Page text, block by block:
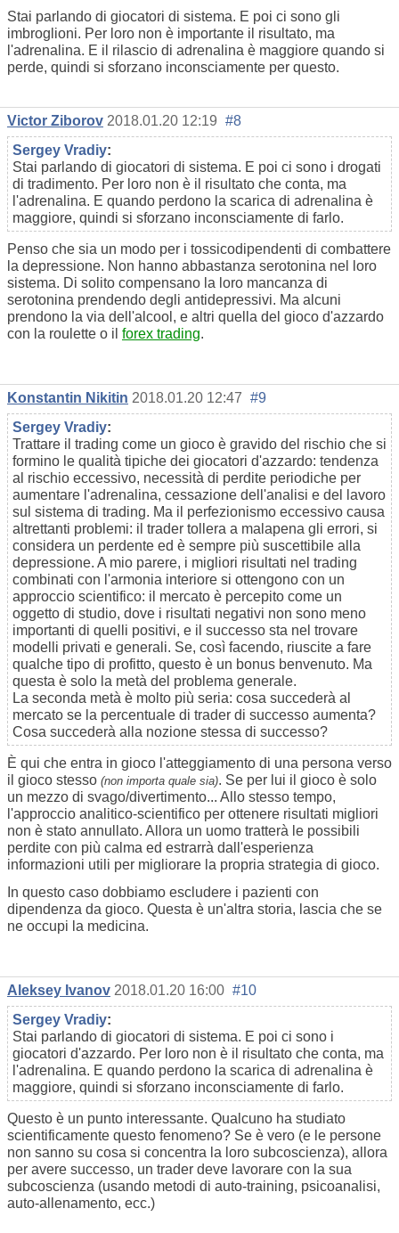
Stai parlando di giocatori di sistema. E poi ci sono gli
imbroglioni. Per loro non è importante il risultato, ma
l'adrenalina. E il rilascio di adrenalina è maggiore quando si
perde, quindi si sforzano inconsciamente per questo.
Victor Ziborov 2018.01.20 12:19 #8
Sergey Vradiy:
Stai parlando di giocatori di sistema. E poi ci sono i drogati
di tradimento. Per loro non è il risultato che conta, ma
l'adrenalina. E quando perdono la scarica di adrenalina è
maggiore, quindi si sforzano inconsciamente di farlo.
Penso che sia un modo per i tossicodipendenti di combattere
la depressione. Non hanno abbastanza serotonina nel loro
sistema. Di solito compensano la loro mancanza di
serotonina prendendo degli antidepressivi. Ma alcuni
prendono la via dell'alcool, e altri quella del gioco d'azzardo
con la roulette o il forex trading.
Konstantin Nikitin 2018.01.20 12:47 #9
Sergey Vradiy:
Trattare il trading come un gioco è gravido del rischio che si
formino le qualità tipiche dei giocatori d'azzardo: tendenza
al rischio eccessivo, necessità di perdite periodiche per
aumentare l'adrenalina, cessazione dell'analisi e del lavoro
sul sistema di trading. Ma il perfezionismo eccessivo causa
altrettanti problemi: il trader tollera a malapena gli errori, si
considera un perdente ed è sempre più suscettibile alla
depressione. A mio parere, i migliori risultati nel trading
combinati con l'armonia interiore si ottengono con un
approccio scientifico: il mercato è percepito come un
oggetto di studio, dove i risultati negativi non sono meno
importanti di quelli positivi, e il successo sta nel trovare
modelli privati e generali. Se, così facendo, riuscite a fare
qualche tipo di profitto, questo è un bonus benvenuto. Ma
questa è solo la metà del problema generale.
La seconda metà è molto più seria: cosa succederà al
mercato se la percentuale di trader di successo aumenta?
Cosa succederà alla nozione stessa di successo?
È qui che entra in gioco l'atteggiamento di una persona verso
il gioco stesso (non importa quale sia). Se per lui il gioco è solo
un mezzo di svago/divertimento... Allo stesso tempo,
l'approccio analitico-scientifico per ottenere risultati migliori
non è stato annullato. Allora un uomo tratterà le possibili
perdite con più calma ed estrarrà dall'esperienza
informazioni utili per migliorare la propria strategia di gioco.
In questo caso dobbiamo escludere i pazienti con
dipendenza da gioco. Questa è un'altra storia, lascia che se
ne occupi la medicina.
Aleksey Ivanov 2018.01.20 16:00 #10
Sergey Vradiy:
Stai parlando di giocatori di sistema. E poi ci sono i
giocatori d'azzardo. Per loro non è il risultato che conta, ma
l'adrenalina. E quando perdono la scarica di adrenalina è
maggiore, quindi si sforzano inconsciamente di farlo.
Questo è un punto interessante. Qualcuno ha studiato
scientificamente questo fenomeno? Se è vero (e le persone
non sanno su cosa si concentra la loro subcoscienza), allora
per avere successo, un trader deve lavorare con la sua
subcoscienza (usando metodi di auto-training, psicoanalisi,
auto-allenamento, ecc.)